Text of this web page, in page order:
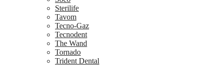
Sterilife
Tavom
Tecno-Gaz
Tecnodent
The Wand
Tornado
Trident Dental